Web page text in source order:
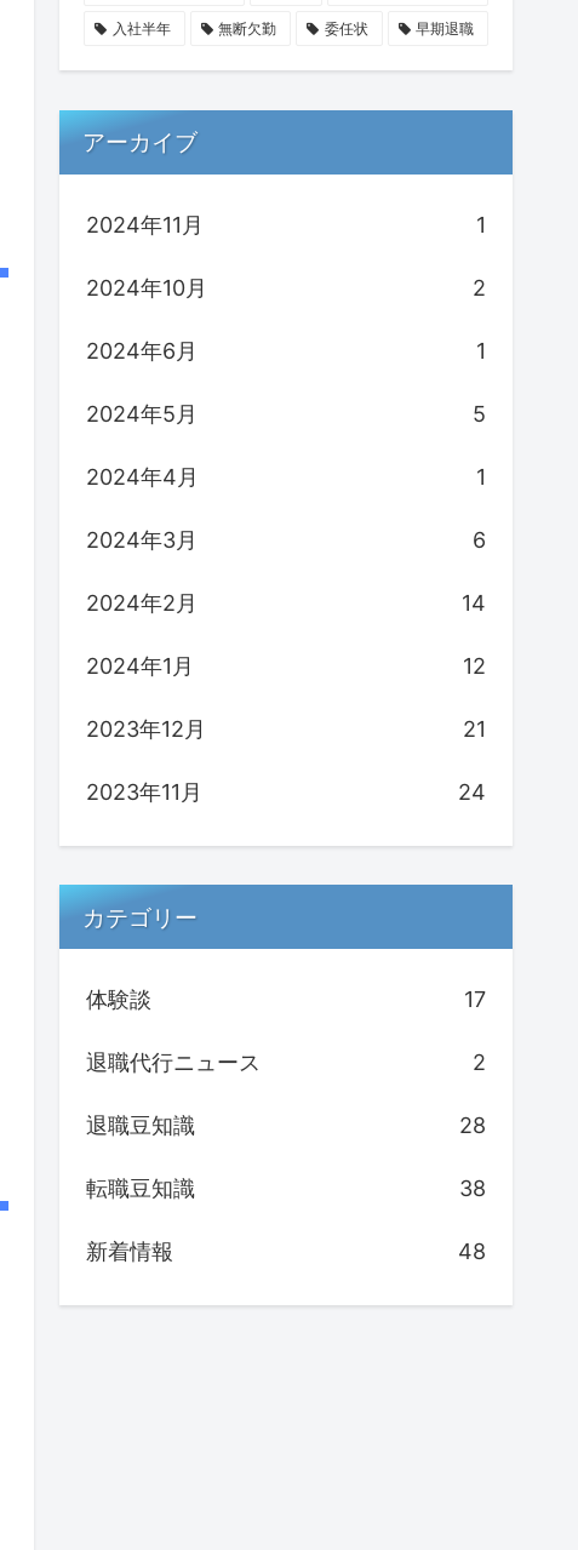
入社半年 無断欠勤 委任状 早期退職
アーカイブ
2024年11月 1
2024年10月 2
2024年6月 1
2024年5月 5
2024年4月 1
2024年3月 6
2024年2月 14
2024年1月 12
2023年12月 21
2023年11月 24
カテゴリー
体験談 17
退職代行ニュース 2
退職豆知識 28
転職豆知識 38
新着情報 48